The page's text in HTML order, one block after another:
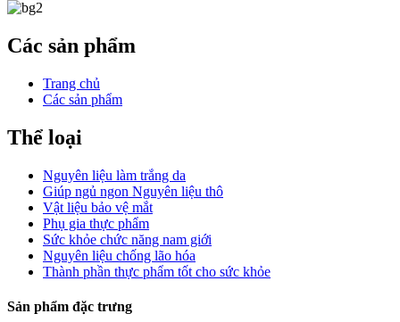
Các sản phẩm
Trang chủ
Các sản phẩm
Thể loại
Nguyên liệu làm trắng da
Giúp ngủ ngon Nguyên liệu thô
Vật liệu bảo vệ mắt
Phụ gia thực phẩm
Sức khỏe chức năng nam giới
Nguyên liệu chống lão hóa
Thành phần thực phẩm tốt cho sức khỏe
Sản phẩm đặc trưng